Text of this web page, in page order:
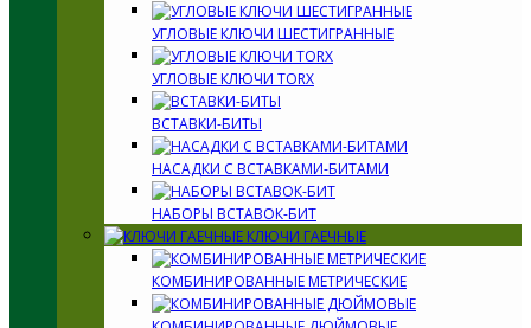
УГЛОВЫЕ КЛЮЧИ ШЕСТИГРАННЫЕ
УГЛОВЫЕ КЛЮЧИ TORX
ВСТАВКИ-БИТЫ
НАСАДКИ С ВСТАВКАМИ-БИТАМИ
НАБОРЫ ВСТАВОК-БИТ
КЛЮЧИ ГАЕЧНЫЕ
КОМБИНИРОВАННЫЕ МЕТРИЧЕСКИЕ